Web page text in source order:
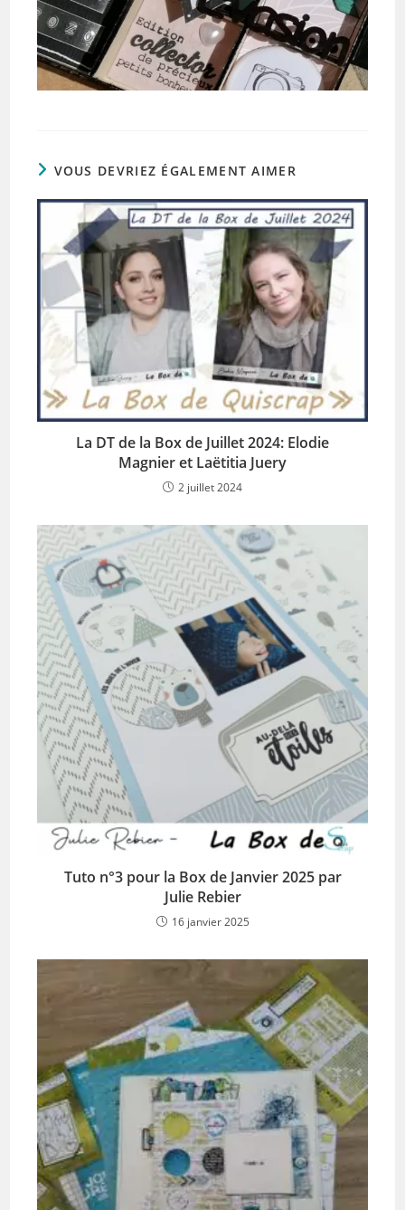
VOUS DEVRIEZ ÉGALEMENT AIMER
La DT de la Box de Juillet 2024: Elodie
Magnier et Laëtitia Juery
2 juillet 2024
Tuto n°3 pour la Box de Janvier 2025 par
Julie Rebier
16 janvier 2025